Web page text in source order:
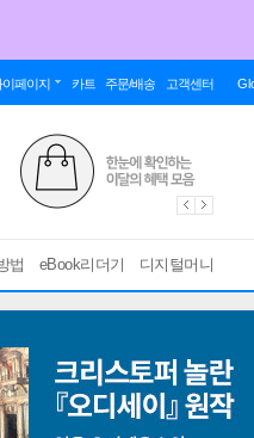
이페이지 카트 주문/배송 고객센터
법 eBook리더기 디지털머니